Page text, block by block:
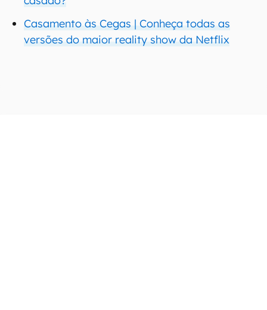
Casamento às Cegas | Conheça todas as
versões do maior reality show da Netflix